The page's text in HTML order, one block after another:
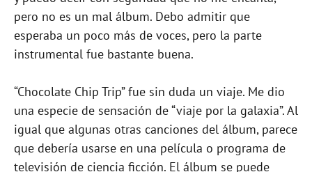
pero no es un mal álbum. Debo admitir que
esperaba un poco más de voces, pero la parte
instrumental fue bastante buena.
“Chocolate Chip Trip” fue sin duda un viaje. Me dio
una especie de sensación de “viaje por la galaxia”. Al
igual que algunas otras canciones del álbum, parece
que debería usarse en una película o programa de
televisión de ciencia ficción. El álbum se puede